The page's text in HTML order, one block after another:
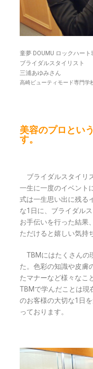
童夢 DOUMU ロックハート
ブライダルスタイリスト
三浦あゆみさん
高崎ビューティモード専門学
美容のプロとい
す。
ブライダルスタイリ
一生に一度のイベント
式は一生思い出に残る
な1日に、ブライダル
お手伝いを行った結果
ただけると嬉しい気持
TBMにはたくさんの
た。色彩の知識や皮膚
たマナーなど様々なこ
TBMで学んだことは現
のお客様の大切な1日
っております。